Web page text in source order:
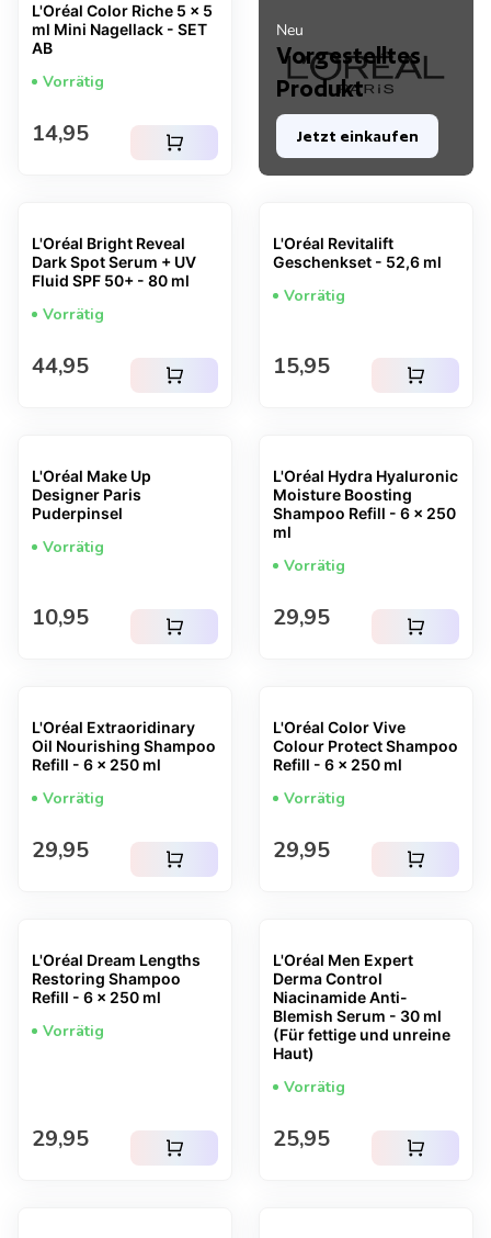
Neu
Vorgestelltes
Produkt
Jetzt einkaufen
L'Oréal Color Riche 5 x 5
ml Mini Nagellack - SET
AB
Vorrätig
Regulärer Preis
14,95 shopping_cart
L'Oréal Bright Reveal
Dark Spot Serum + UV
Fluid SPF 50+ - 80 ml
Vorrätig
Regulärer Preis
44,95 shopping_cart
L'Oréal Revitalift
Geschenkset - 52,6 ml
Vorrätig
Regulärer Preis
15,95 shopping_cart
L'Oréal Make Up
Designer Paris
Puderpinsel
Vorrätig
Regulärer Preis
10,95 shopping_cart
L'Oréal Hydra Hyaluronic
Moisture Boosting
Shampoo Refill - 6 x 250
ml
Vorrätig
Regulärer Preis
29,95 shopping_cart
L'Oréal Extraoridinary
Oil Nourishing Shampoo
Refill - 6 x 250 ml
Vorrätig
Regulärer Preis
29,95 shopping_cart
L'Oréal Color Vive
Colour Protect Shampoo
Refill - 6 x 250 ml
Vorrätig
Regulärer Preis
29,95 shopping_cart
L'Oréal Dream Lengths
Restoring Shampoo
Refill - 6 x 250 ml
Vorrätig
Regulärer Preis
29,95 shopping_cart
L'Oréal Men Expert
Derma Control
Niacinamide Anti-
Blemish Serum - 30 ml
(Für fettige und unreine
Haut)
Vorrätig
Regulärer Preis
25,95 shopping_cart